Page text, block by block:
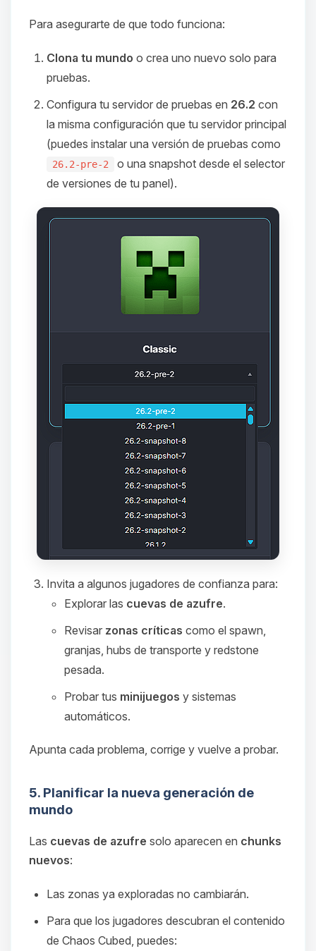
Para asegurarte de que todo funciona:
Clona tu mundo o crea uno nuevo solo para
pruebas.
Configura tu servidor de pruebas en 26.2 con
la misma configuración que tu servidor principal
(puedes instalar una versión de pruebas como
26.2-pre-2
o una snapshot desde el selector
de versiones de tu panel).
Invita a algunos jugadores de confianza para:
Explorar las cuevas de azufre.
Revisar zonas críticas como el spawn,
granjas, hubs de transporte y redstone
pesada.
Probar tus minijuegos y sistemas
automáticos.
Apunta cada problema, corrige y vuelve a probar.
5. Planificar la nueva generación de
mundo
Las cuevas de azufre solo aparecen en chunks
nuevos:
Las zonas ya exploradas no cambiarán.
Para que los jugadores descubran el contenido
de Chaos Cubed, puedes:
Yupi, por fin alguien con quien
hablar! Soy Choupy, tu pequeno
asistente de BoxToPlay. Cuentame
pequenos circuitos para ayudarte.
09/08/2026 07:43